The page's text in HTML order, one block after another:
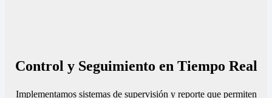
Control y Seguimiento en Tiempo Real
Implementamos sistemas de supervisión y reporte que permiten